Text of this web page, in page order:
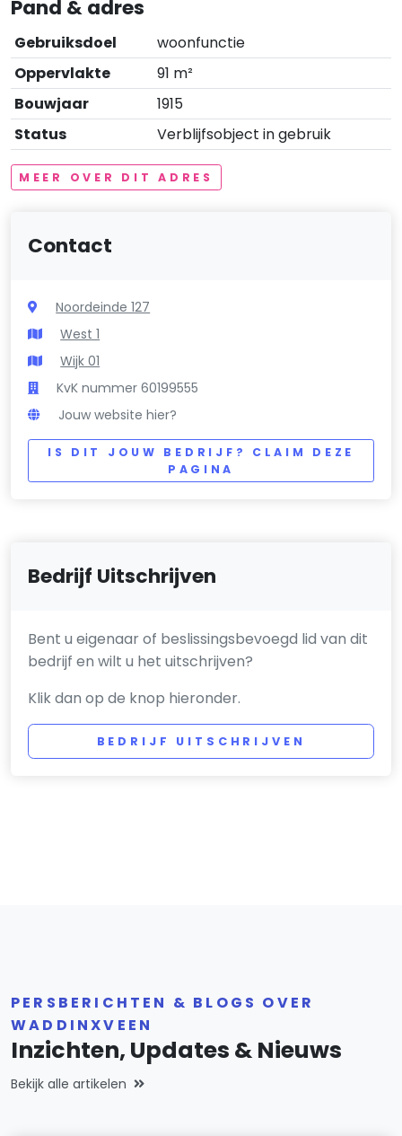
Pand & adres
Gebruiksdoel
woonfunctie
Oppervlakte
91 m²
Bouwjaar
1915
Status
Verblijfsobject in gebruik
MEER OVER DIT ADRES
Contact
Noordeinde 127
West 1
Wijk 01
KvK nummer 60199555
Jouw website hier?
IS DIT JOUW BEDRIJF? CLAIM DEZE
PAGINA
Bedrijf Uitschrijven
Bent u eigenaar of beslissingsbevoegd lid van dit
bedrijf en wilt u het uitschrijven?
Klik dan op de knop hieronder.
BEDRIJF UITSCHRIJVEN
PERSBERICHTEN & BLOGS OVER
WADDINXVEEN
Inzichten, Updates & Nieuws
Bekijk alle artikelen